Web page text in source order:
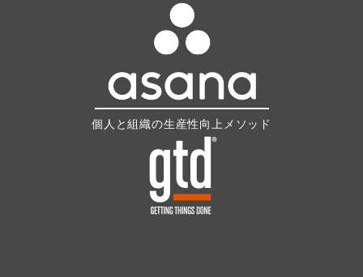
個人と組織の生産性向上メソッド